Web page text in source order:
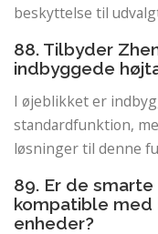
beskyttelse til
88. Tilbyder
indbyggede
I øjeblikket er
standardfunktion,
løsninger til denne
89. Er de
kompatible med
enheder?